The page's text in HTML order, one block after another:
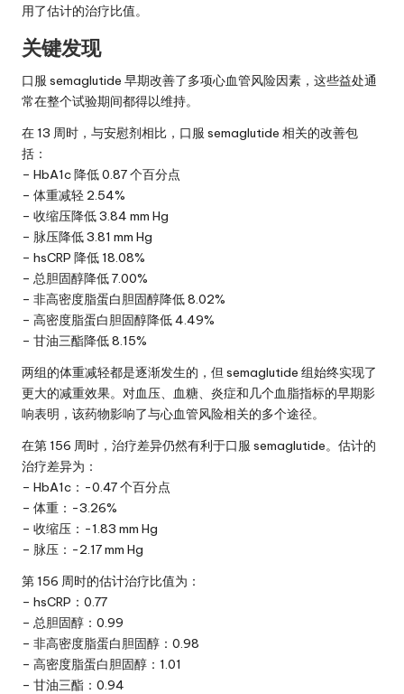
用了估计的治疗比值。
关键发现
口服 semaglutide 早期改善了多项心血管风险因素，这些益处通
常在整个试验期间都得以维持。
在 13 周时，与安慰剂相比，口服 semaglutide 相关的改善包
括：
– HbA1c 降低 0.87 个百分点
– 体重减轻 2.54%
– 收缩压降低 3.84 mm Hg
– 脉压降低 3.81 mm Hg
– hsCRP 降低 18.08%
– 总胆固醇降低 7.00%
– 非高密度脂蛋白胆固醇降低 8.02%
– 高密度脂蛋白胆固醇降低 4.49%
– 甘油三酯降低 8.15%
两组的体重减轻都是逐渐发生的，但 semaglutide 组始终实现了
更大的减重效果。对血压、血糖、炎症和几个血脂指标的早期影
响表明，该药物影响了与心血管风险相关的多个途径。
在第 156 周时，治疗差异仍然有利于口服 semaglutide。估计的
治疗差异为：
– HbA1c：-0.47 个百分点
– 体重：-3.26%
– 收缩压：-1.83 mm Hg
– 脉压：-2.17 mm Hg
第 156 周时的估计治疗比值为：
– hsCRP：0.77
– 总胆固醇：0.99
– 非高密度脂蛋白胆固醇：0.98
– 高密度脂蛋白胆固醇：1.01
– 甘油三酯：0.94